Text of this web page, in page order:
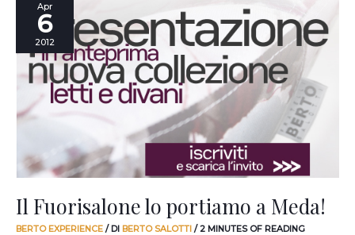
Apr
6
2012
Il Fuorisalone lo portiamo a Meda!
BERTO EXPERIENCE / DI BERTO SALOTTI /2 MINUTES OF READING
Fuorisalone
Meda!